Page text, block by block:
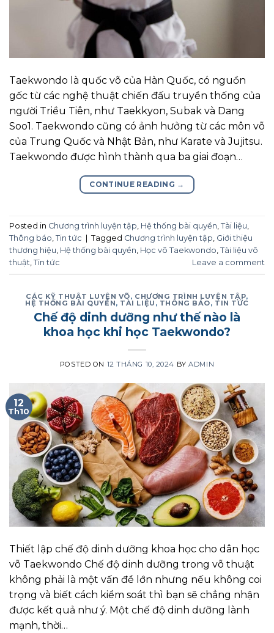
Taekwondo là quốc võ của Hàn Quốc, có nguồn
gốc từ các nghệ thuật chiến đấu truyền thống của
người Triều Tiên, như Taekkyon, Subak và Dang
Soo1. Taekwondo cũng có ảnh hưởng từ các môn võ
của Trung Quốc và Nhật Bản, như Karate và Jujitsu.
Taekwondo được hình thành qua ba giai đoạn…
CONTINUE READING →
Posted in Chương trình luyện tập Hệ thống bài quyền Tài liệu
Thông báo Tin tức Tagged Chương trình luyện tập Giới thiệu
thương hiệu Hệ thống bài quyền Học võ Taekwondo Tài liệu võ
thuật Tin tức Leave a comment
CÁC KỸ THUẬT LUYỆN VÕ, CHƯƠNG TRÌNH LUYỆN TẬP,
HỆ THỐNG BÀI QUYỀN, TÀI LIỆU , THÔNG BÁO, TIN TỨC
Chế độ dinh dưỡng như thế nào là
khoa học khi học Taekwondo?
POSTED ON 12 THÁNG 10, 2024 BYADMIN
12
Th10
Thiết lập chế độ dinh dưỡng khoa học cho dân học
võ Taekwondo Chế độ dinh dưỡng trong võ thuật
không phải là một vấn đề lớn nhưng nếu không coi
trọng và biết cách kiểm soát thì bạn sẽ chẳng nhận
được kết quả như ý. Một chế độ dinh dưỡng lành
mạnh, thời…